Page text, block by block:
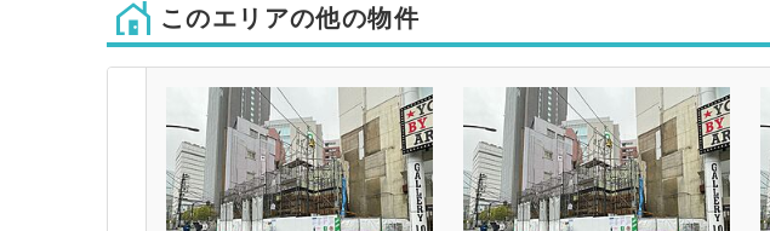
このエリアの他の物件